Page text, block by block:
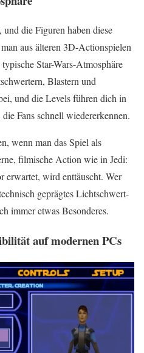
die Figuren haben diese
aus älteren 3D-Actionspielen
Star-Wars-Atmosphäre
Blastern und
und die Levels führen dich in
Fans schnell wiedererkennen.
wenn man das Spiel als
filmische Action wie in Jedi:
erwartet, wird enttäuscht. Wer
geprägtes Lichtschwert-
immer etwas Besonderes.
auf modernen PCs